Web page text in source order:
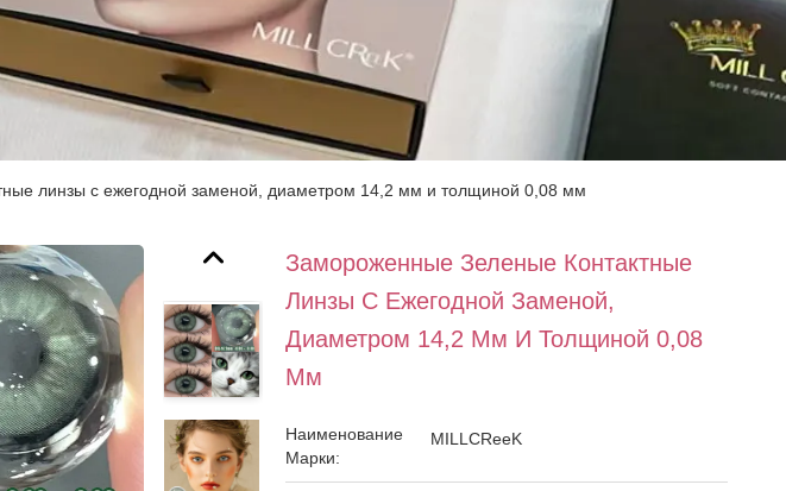
линзы с ежегодной заменой, диаметром 14,2 мм и толщиной 0,08 мм
Замороженные Зеленые Контактные
Линзы С Ежегодной Заменой,
Диаметром 14,2 Мм И Толщиной 0,08
Мм
Наименование
Марки:
MILLCReeK